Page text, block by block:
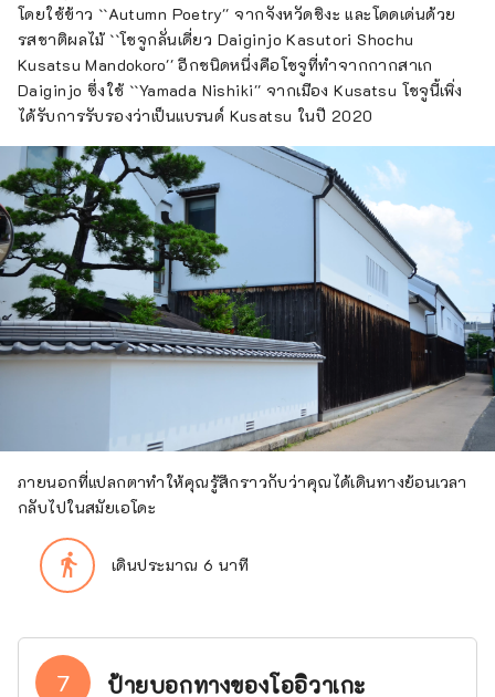
โดยใช้ข้าว ``Autumn Poetry'' จากจังหวัดชิงะ และโดดเด่นด้วย
รสชาติผลไม้ ``โชจูกลั่นเดี่ยว Daiginjo Kasutori Shochu
Kusatsu Mandokoro'' อีกชนิดหนึ่งคือโชจูที่ทำจากกากสาเก
Daiginjo ซึ่งใช้ ``Yamada Nishiki'' จากเมือง Kusatsu โชจูนี้เพิ่ง
ได้รับการรับรองว่าเป็นแบรนด์ Kusatsu ในปี 2020
ภายนอกที่แปลกตาทำให้คุณรู้สึกราวกับว่าคุณได้เดินทางย้อนเวลา
กลับไปในสมัยเอโดะ
directions_walk เดินประมาณ 6 นาที
7 ป้ายบอกทางของโออิวาเกะ